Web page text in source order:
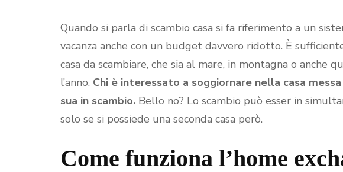
Quando si parla di scambio casa si fa riferimento a un
vacanza anche con un budget davvero ridotto. È
casa da scambiare, che sia al mare, in montagna o
l’anno. Chi è interessato a soggiornare nella casa
sua in scambio. Bello no? Lo scambio può esser in
solo se si possiede una seconda casa però.
Come funziona l’home